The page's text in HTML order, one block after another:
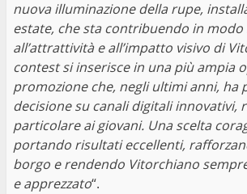
nuova illuminazione della rupe,
estate, che sta contribuendo in
all’attrattività e all’impatto visivo di
contest si inserisce in una più ampia
promozione che, negli ultimi anni, ha
decisione su canali digitali innovativi,
particolare ai giovani. Una scelta
portando risultati eccellenti,
borgo e rendendo Vitorchiano
e apprezzato“.